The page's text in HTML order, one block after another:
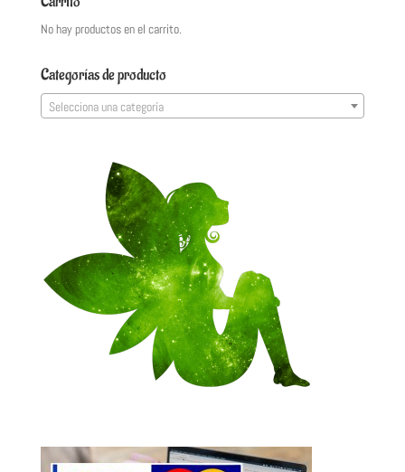
No hay productos en el carrito.
Categorías de producto
Selecciona una categoría